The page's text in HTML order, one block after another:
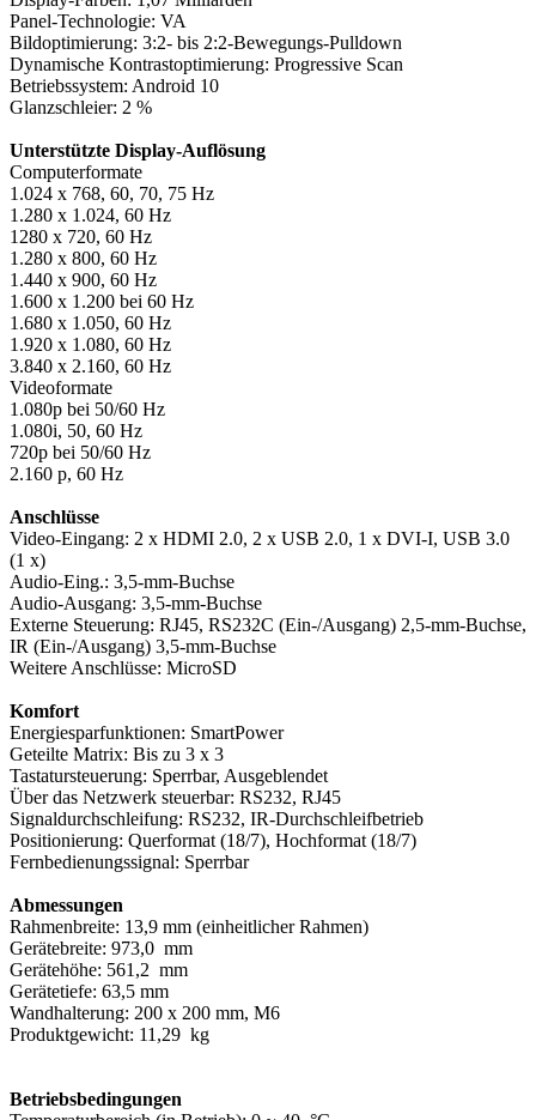
Panel-Technologie: VA
Bildoptimierung: 3:2- bis 2:2-Bewegungs-Pulldown
Dynamische Kontrastoptimierung: Progressive Scan
Betriebssystem: Android 10
Glanzschleier: 2 %
Unterstützte Display-Auflösung
Computerformate
1.024 x 768, 60, 70, 75 Hz
1.280 x 1.024, 60 Hz
1280 x 720, 60 Hz
1.280 x 800, 60 Hz
1.440 x 900, 60 Hz
1.600 x 1.200 bei 60 Hz
1.680 x 1.050, 60 Hz
1.920 x 1.080, 60 Hz
3.840 x 2.160, 60 Hz
Videoformate
1.080p bei 50/60 Hz
1.080i, 50, 60 Hz
720p bei 50/60 Hz
2.160 p, 60 Hz
Anschlüsse
Video-Eingang: 2 x HDMI 2.0, 2 x USB 2.0, 1 x DVI-I, USB 3.0
(1 x)
Audio-Eing.: 3,5-mm-Buchse
Audio-Ausgang: 3,5-mm-Buchse
Externe Steuerung: RJ45, RS232C (Ein-/Ausgang) 2,5-mm-Buchse,
IR (Ein-/Ausgang) 3,5-mm-Buchse
Weitere Anschlüsse: MicroSD
Komfort
Energiesparfunktionen: SmartPower
Geteilte Matrix: Bis zu 3 x 3
Tastatursteuerung: Sperrbar, Ausgeblendet
Über das Netzwerk steuerbar: RS232, RJ45
Signaldurchschleifung: RS232, IR-Durchschleifbetrieb
Positionierung: Querformat (18/7), Hochformat (18/7)
Fernbedienungssignal: Sperrbar
Abmessungen
Rahmenbreite: 13,9 mm (einheitlicher Rahmen)
Gerätebreite: 973,0 mm
Gerätehöhe: 561,2 mm
Gerätetiefe: 63,5 mm
Wandhalterung: 200 x 200 mm, M6
Produktgewicht: 11,29 kg
Betriebsbedingungen